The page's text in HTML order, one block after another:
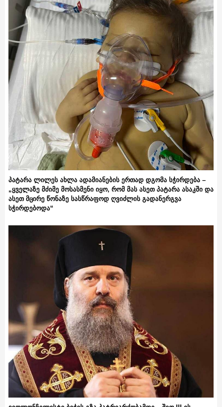
პატარა ლილეს ახლა ადამიანების ერთად დგომა სჭირდება –
„ყველაზე მძიმე მოსასმენი იყო, რომ მას ასეთ პატარა ასაკში და
ასეთ მცირე წონაზე სასწრაფოდ ღვიძლის გადანერგვა
სჭირდებოდა“